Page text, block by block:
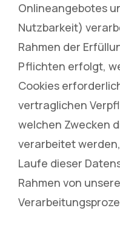
Onlineangebotes
Nutzbarkeit)
Rahmen der
Pflichten erfolgt,
Cookies
vertraglichen
welchen Zwecken
verarbeitet
Laufe dieser
Rahmen von